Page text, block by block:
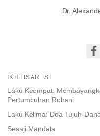
Dr.
IKHTISAR ISI
Laku Keempat:
Pertumbuhan Rohani
Laku Kelima: Doa Tujuh-
Sesaji Mandala